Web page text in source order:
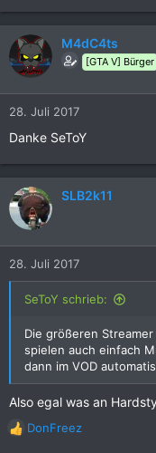
M4dC4ts
[GTA V] Bürger
28. Juli 2017
Danke SeToY
SLB2k11
28. Juli 2017
SeToY schrieb:
Die größeren
spielen auch einfach
dann im VOD
Also egal was an
R
DonFreez